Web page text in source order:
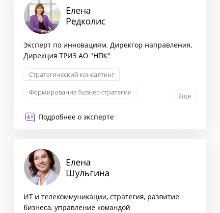
Елена
Редколис
Эксперт по инновациям. Директор направления,
Дирекция ТРИЗ АО "НПК"
Стратегический консалтинг
Формирование бизнес-стратегии
Еще
Подробнее о эксперте
Елена
Шульгина
ИТ и телекоммуникации, стратегия, развитие
бизнеса, управление командой